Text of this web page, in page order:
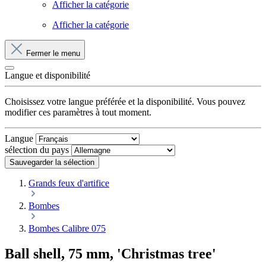
Afficher la catégorie
Afficher la catégorie
Fermer le menu
Langue et disponibilité
Choisissez votre langue préférée et la disponibilité. Vous pouvez
modifier ces paramètres à tout moment.
Langue
sélection du pays
Sauvegarder la sélection
Grands feux d'artifice
Bombes
Bombes Calibre 075
Ball shell, 75 mm, 'Christmas tree'